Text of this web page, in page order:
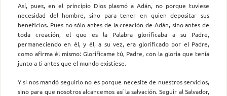
Así, pues, en el principio Dios plasmó a Adán, no porque tuviese
necesidad del hombre, sino para tener en quien depositar sus
beneficios. Pues no sólo antes de la creación de Adán, sino antes de
toda creación, el que es la Palabra glorificaba a su Padre,
permaneciendo en él, y él, a su vez, era glorificado por el Padre,
como afirma él mismo: Glorifícame tú, Padre, con la gloria que tenía
junto a ti antes que el mundo existiese.
Y si nos mandó seguirlo no es porque necesite de nuestros servicios,
sino para que nosotros alcancemos así la salvación. Seguir al Salvador,